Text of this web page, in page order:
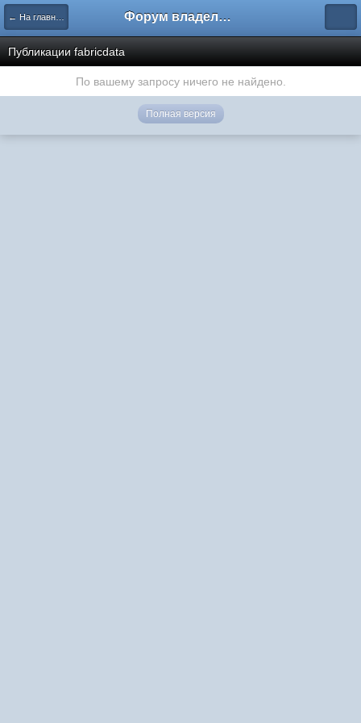
← На главную Форум владельцев интернет-магазинов
Публикации fabricdata
По вашему запросу ничего не найдено.
Полная версия